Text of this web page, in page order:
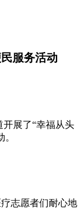
服务活动
展了“幸福从头
志愿者们耐心地